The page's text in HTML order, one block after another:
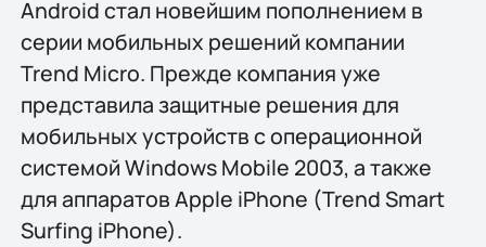
Android стал новейшим пополнением в
серии мобильных решений компании
Trend Micro. Прежде компания уже
представила защитные решения для
мобильных устройств с операционной
системой Windows Mobile 2003, а также
для аппаратов Apple iPhone (Trend Smart
Surfing iPhone).